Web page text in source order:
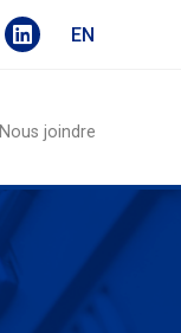
EN
Nous joindre